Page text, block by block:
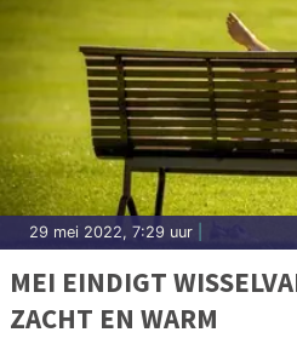
29 mei 2022, 7:29 uur
MEI EINDIGT
ZACHT EN WARM